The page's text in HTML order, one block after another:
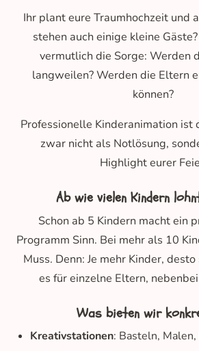
Ihr plant eure Traumhochzeit und
stehen auch einige kleine
vermutlich die Sorge: Werden
langweilen? Werden die Eltern
können?
Professionelle Kinderanimation ist
zwar nicht als Notlösung,
Highlight eurer
Ab wie vielen Kindern
Schon ab 5 Kindern macht ein
Programm Sinn. Bei mehr als 10
Muss. Denn: Je mehr Kinder,
es für einzelne Eltern,
Was bieten wir
Kreativstationen: Basteln,